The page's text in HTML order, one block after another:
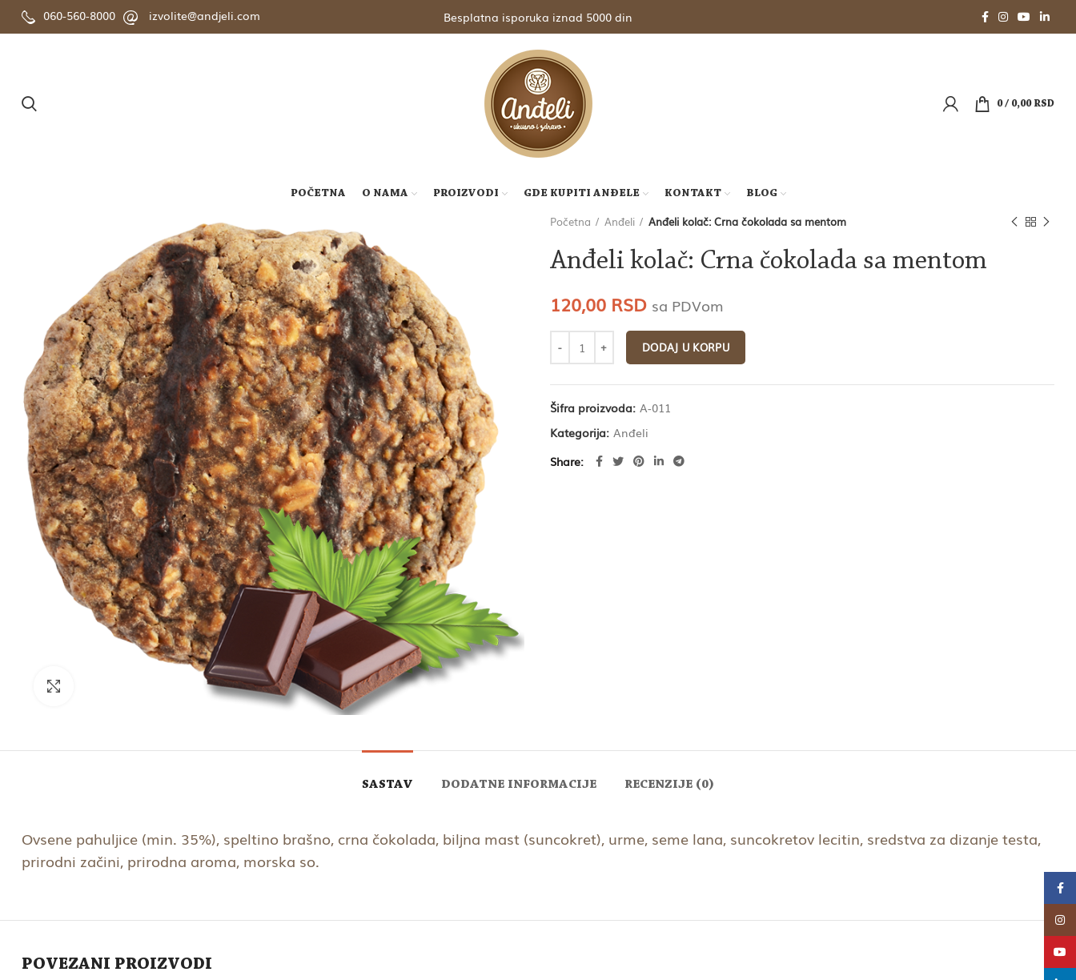
060-560-8000 izvolite@andjeli.com Besplatna isporuka iznad 5000 din
0/ 0,00 RSD
POČETNA O NAMA PROIZVODI GDE KUPITI ANĐELE KONTAKT BLOG
Početna Anđeli Anđeli kolač: Crna čokolada sa mentom
Anđeli kolač: Crna čokolada sa mentom
120,00 RSD sa PDVom
DODAJ U KORPU
Šifra proizvoda: A-011
Kategorija: Anđeli
Share
SASTAV DODATNE INFORMACIJE RECENZIJE (0)
Ovsene pahuljice (min. 35%), speltino brašno, crna čokolada, biljna mast (suncokret), urme, seme lana, suncokretov lecitin, sredstva za dizanje testa,
prirodni začini, prirodna aroma, morska so.
POVEZANI PROIZVODI